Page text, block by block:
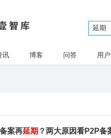
讯 博客 问答 用户
案再延期 ？两大原因看P2P备